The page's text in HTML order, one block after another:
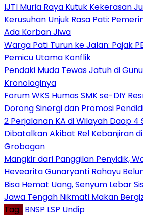
IJTI Muria Raya Kutuk Kekerasan
Kerusuhan Unjuk Rasa Pati:
Ada Korban Jiwa
Warga Pati Turun ke Jalan: Pajak
Pemicu Utama Konflik
Pendaki Muda Tewas Jatuh di
Kronologinya
Forum WKS Humas SMK se-DIY
Dorong Sinergi dan Promosi
2 Perjalanan KA di Wilayah Daop 4
Dibatalkan Akibat Rel Kebanjiran
Grobogan
Mangkir dari Panggilan Penyidik,
Hevearita Gunaryanti Rahayu
Bisa Hemat Uang, Senyum Lebar
Jawa Tengah Nikmati Makan
Tag : BNSP LSP Undip